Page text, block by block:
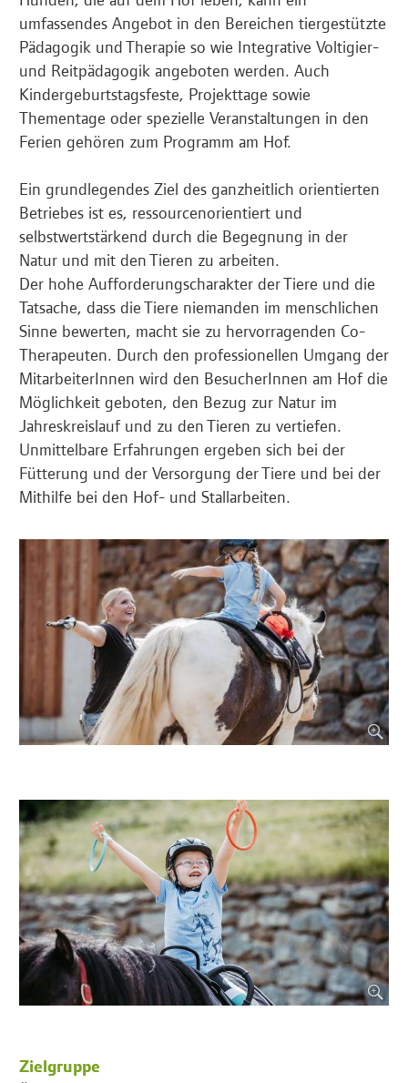
umfassendes Angebot in den Bereichen tiergestützte
Pädagogik und Therapie so wie Integrative Voltigier-
und Reitpädagogik angeboten werden. Auch
Kindergeburtstagsfeste, Projekttage sowie
Thementage oder spezielle Veranstaltungen in den
Ferien gehören zum Programm am Hof.
Ein grundlegendes Ziel des ganzheitlich orientierten
Betriebes ist es, ressourcenorientiert und
selbstwertstärkend durch die Begegnung in der
Natur und mit den Tieren zu arbeiten.
Der hohe Aufforderungscharakter der Tiere und die
Tatsache, dass die Tiere niemanden im menschlichen
Sinne bewerten, macht sie zu hervorragenden Co-
Therapeuten. Durch den professionellen Umgang der
MitarbeiterInnen wird den BesucherInnen am Hof die
Möglichkeit geboten, den Bezug zur Natur im
Jahreskreislauf und zu den Tieren zu vertiefen.
Unmittelbare Erfahrungen ergeben sich bei der
Fütterung und der Versorgung der Tiere und bei der
Mithilfe bei den Hof- und Stallarbeiten.
Zielgruppe